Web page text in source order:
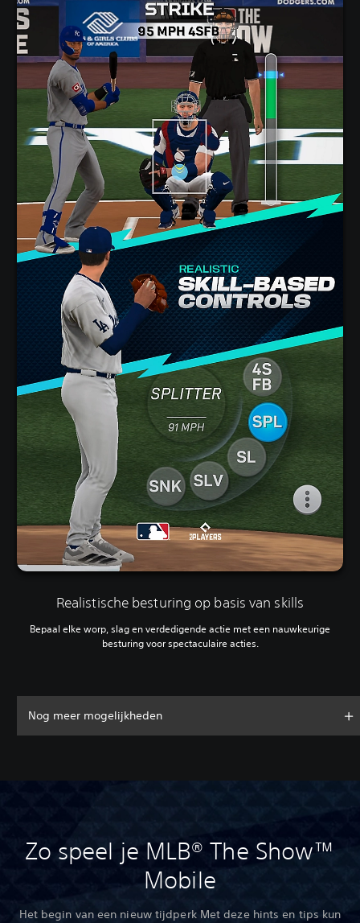
Realistische besturing op basis van skills
Bepaal elke worp, slag en verdedigende actie met een nauwkeurige
besturing voor spectaculaire acties.
Nog meer mogelijkheden
Zo speel je MLB® The Show™
Mobile
Het begin van een nieuw tijdperk Met deze hints en tips kun